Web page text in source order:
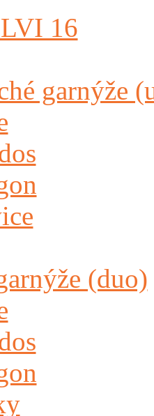
16
garnýže
(duo)